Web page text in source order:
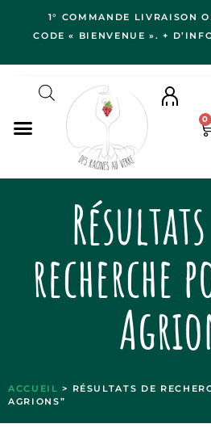
1° COMMANDE LIVRAISON
CODE « BIENVENUE ». +
NOS VINS
RÉGIONS
LE VERGER
NOS VIGNERON.NE.S
0
recherche
ACCUEIL > RÉSULTATS DE
AGRIONS”